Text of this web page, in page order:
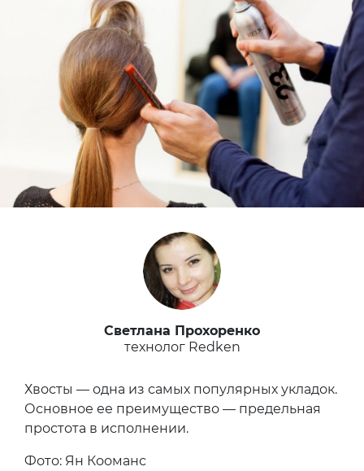
Светлана Прохоренко
технолог Redken
Хвосты — одна из самых популярных укладок.
Основное ее преимущество — предельная
простота в исполнении.
Фото: Ян Кооманс